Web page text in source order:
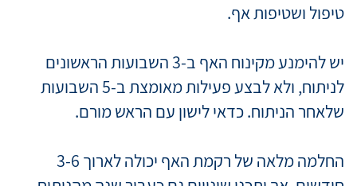
טיפול ושטיפות אף.
יש להימנע מקינוח האף ב-3 השבועות הראשונים
לניתוח, ולא לבצע פעילות מאומצת ב-5 השבועות
שלאחר הניתוח. כדאי לישון עם הראש מורם.
החלמה מלאה של רקמת האף יכולה לארוך 3-6